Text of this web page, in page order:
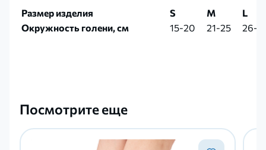
Размер изделия
S M
L
Окружность голени, см
15-20 21-25 26-
Посмотрите еще